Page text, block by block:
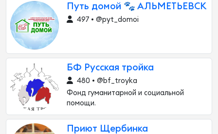
Путь домой 🐾 АЛЬМЕТЬЕВСК
497 • @pyt_domoi
БФ Русская тройка
480 • @bf_troyka
Фонд гуманитарной и социальной
помощи.
Приют Щербинка